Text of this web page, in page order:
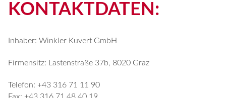
KONTAKTDATEN:
Inhaber: Winkler Kuvert GmbH
Firmensitz: Lastenstraße 37b, 8020 Graz
Telefon: +43 316 71 11 90